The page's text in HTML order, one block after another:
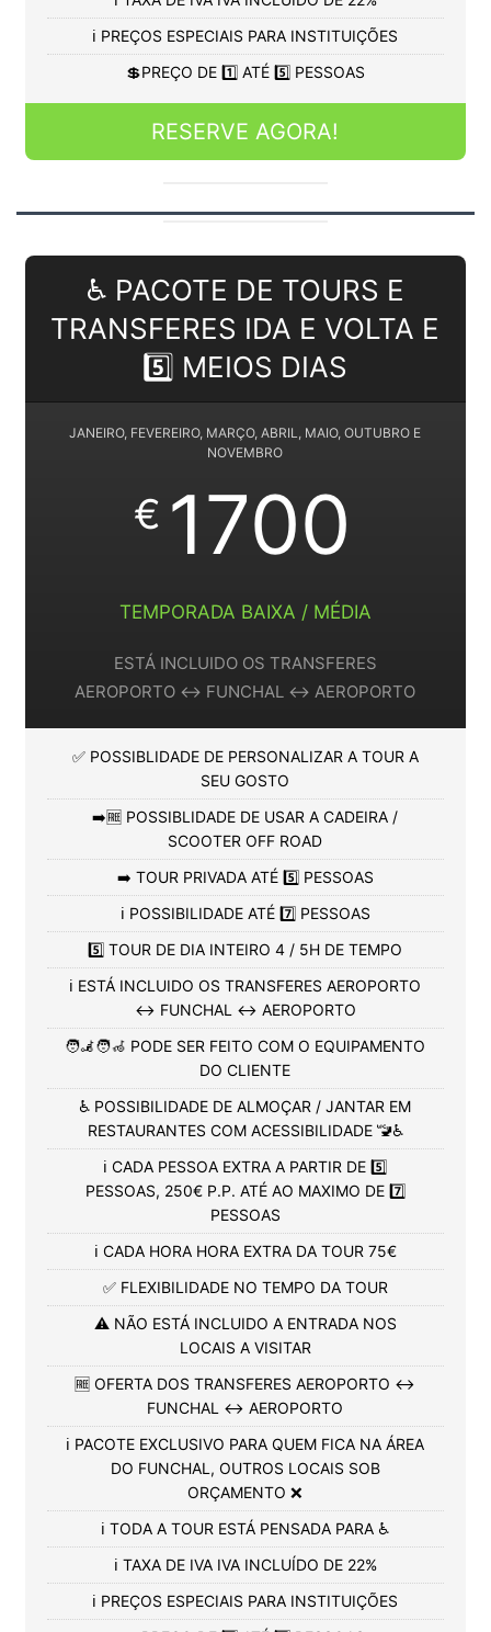
ℹ️ PREÇOS ESPECIAIS PARA INSTITUIÇÕES
💲PREÇO DE 1️⃣ ATÉ 5️⃣ PESSOAS
RESERVE AGORA!
♿ PACOTE DE TOURS E
TRANSFERES IDA E VOLTA E
5️⃣ MEIOS DIAS
JANEIRO, FEVEREIRO, MARÇO, ABRIL, MAIO, OUTUBRO E
NOVEMBRO
€ 1700
TEMPORADA BAIXA / MÉDIA
ESTÁ INCLUIDO OS TRANSFERES
AEROPORTO ↔️ FUNCHAL ↔️ AEROPORTO
✅ POSSIBLIDADE DE PERSONALIZAR A TOUR A
SEU GOSTO
➡️🆓 POSSIBLIDADE DE USAR A CADEIRA /
SCOOTER OFF ROAD
➡️ TOUR PRIVADA ATÉ 5️⃣ PESSOAS
ℹ️ POSSIBILIDADE ATÉ 7️⃣ PESSOAS
5️⃣ TOUR DE DIA INTEIRO 4 / 5H DE TEMPO
ℹ️ ESTÁ INCLUIDO OS TRANSFERES AEROPORTO
↔️ FUNCHAL ↔️ AEROPORTO
🧑‍🦼🧑‍🦽 PODE SER FEITO COM O EQUIPAMENTO
DO CLIENTE
♿ POSSIBILIDADE DE ALMOÇAR / JANTAR EM
RESTAURANTES COM ACESSIBILIDADE 🚾♿
ℹ️ CADA PESSOA EXTRA A PARTIR DE 5️⃣
PESSOAS, 250€ P.P. ATÉ AO MAXIMO DE 7️⃣
PESSOAS
ℹ️ CADA HORA HORA EXTRA DA TOUR 75€
✅ FLEXIBILIDADE NO TEMPO DA TOUR
⚠️ NÃO ESTÁ INCLUIDO A ENTRADA NOS
LOCAIS A VISITAR
🆓 OFERTA DOS TRANSFERES AEROPORTO ↔️
FUNCHAL ↔️ AEROPORTO
ℹ️ PACOTE EXCLUSIVO PARA QUEM FICA NA ÁREA
DO FUNCHAL, OUTROS LOCAIS SOB
ORÇAMENTO ❌
ℹ️ TODA A TOUR ESTÁ PENSADA PARA ♿
ℹ️ TAXA DE IVA IVA INCLUÍDO DE 22%
ℹ️ PREÇOS ESPECIAIS PARA INSTITUIÇÕES